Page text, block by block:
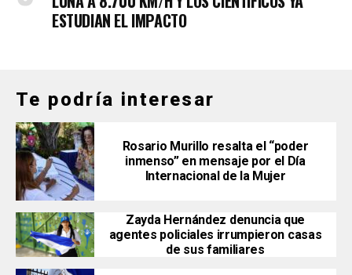
ESTUDIAN EL IMPACTO
Te podría interesar
Rosario Murillo resalta el “poder
inmenso” en mensaje por el Día
Internacional de la Mujer
Zayda Hernández denuncia que
agentes policiales irrumpieron casas
de sus familiares